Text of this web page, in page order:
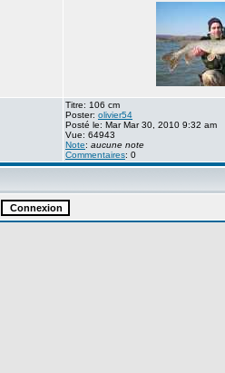
Titre: 106 cm
Poster: olivier54
Posté le: Mar Mar 30, 2010 9:32 am
Vue: 64943
Note: aucune note
Commentaires: 0